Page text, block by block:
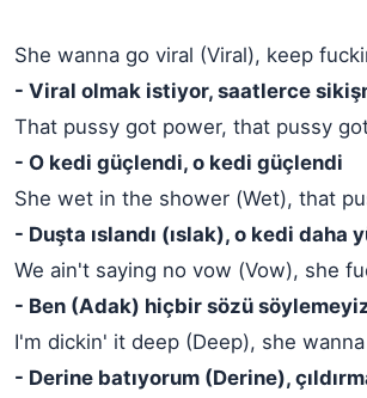
She wanna go viral (Viral), keep
- Viral olmak istiyor, saatlerce
That pussy got power, that pussy
- O kedi güçlendi, o kedi güçlendi
She wet in the shower (Wet), that
- Duşta ıslandı (ıslak), o kedi
We ain't saying no vow (Vow), she
- Ben (Adak) hiçbir sözü
I'm dickin' it deep (Deep), she
- Derine batıyorum (Derine),